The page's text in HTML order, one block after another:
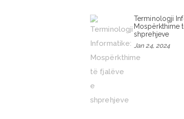
Terminologji
Mospërkthime
shprehjeve
Jan 24, 2024